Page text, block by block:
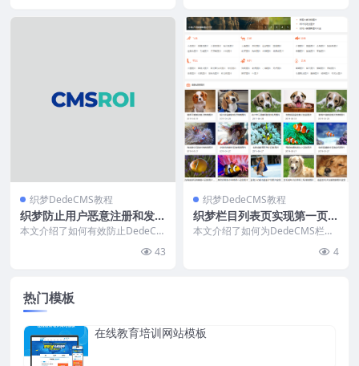
织梦DedeCMS教程
织梦防止用户恶意注册和发布
广告文章
本文介绍了如何有效防止DedeCM
43
织梦DedeCMS教程
织梦栏目列表页实现第一页与
其他页调用不同模板
本文介绍了如何为DedeCMS栏目
4
热门模板
在线教育培训网站模板